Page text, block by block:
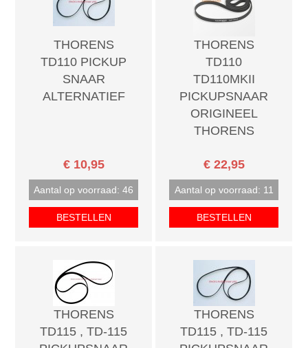
THORENS
TD110 PICKUP
SNAAR
ALTERNATIEF
€ 10,95
Aantal op voorraad: 46
BESTELLEN
THORENS
TD110
TD110MKII
PICKUPSNAAR
ORIGINEEL
THORENS
€ 22,95
Aantal op voorraad: 11
BESTELLEN
THORENS
TD115 , TD-115
THORENS
TD115 , TD-115